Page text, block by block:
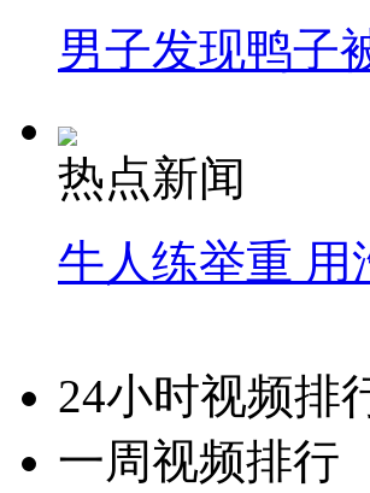
男子发现鸭子
热点新闻
牛人练举重 用
24小时视频排
一周视频排行